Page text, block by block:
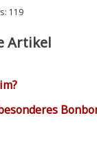
119
Artikel